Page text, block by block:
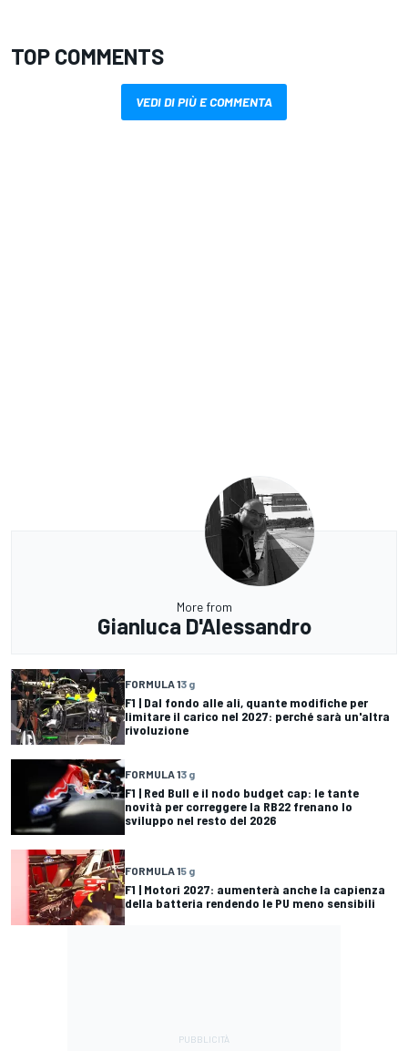
TOP COMMENTS
VEDI DI PIÙ E COMMENTA
More from
Gianluca D'Alessandro
FORMULA 13 g
F1 | Dal fondo alle ali, quante modifiche per
limitare il carico nel 2027: perché sarà un'altra
rivoluzione
FORMULA 13 g
F1 | Red Bull e il nodo budget cap: le tante
novità per correggere la RB22 frenano lo
sviluppo nel resto del 2026
FORMULA 15 g
F1 | Motori 2027: aumenterà anche la capienza
della batteria rendendo le PU meno sensibili